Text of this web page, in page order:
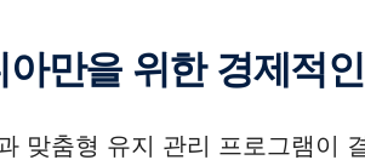
아만을 위한 경제적
맞춤형 유지 관리 프로그램이